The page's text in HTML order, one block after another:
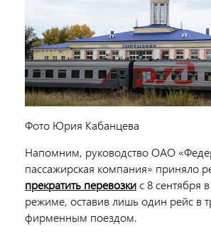
Фото Юрия Кабанцева
Напомним, руководство ОАО
пассажирская компания» приняло
прекратить перевозкис 8 сентября
режиме, оставив лишь один рейс в
фирменным поездом.